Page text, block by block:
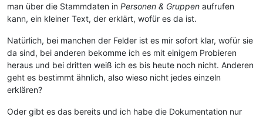
man über die Stammdaten in Personen & Gruppen aufrufen
kann, ein kleiner Text, der erklärt, wofür es da ist.
Natürlich, bei manchen der Felder ist es mir sofort klar, wofür sie
da sind, bei anderen bekomme ich es mit einigem Probieren
heraus und bei dritten weiß ich es bis heute noch nicht. Anderen
geht es bestimmt ähnlich, also wieso nicht jedes einzeln
erklären?
Oder gibt es das bereits und ich habe die Dokumentation nur